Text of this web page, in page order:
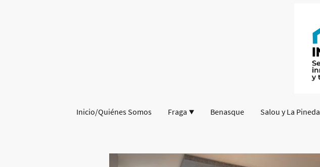
Inicio/Quiénes Somos Fraga Benasque Salou y La Pineda